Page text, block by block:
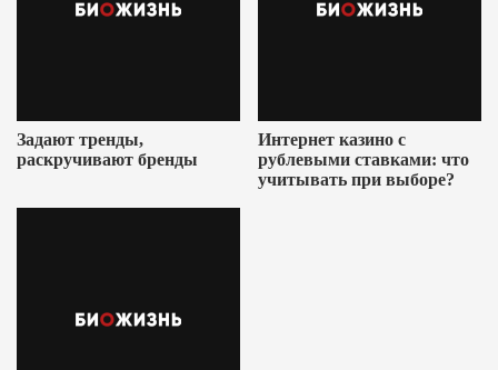
Задают тренды,
раскручивают бренды
Интернет казино с
рублевыми ставками: что
учитывать при выборе?